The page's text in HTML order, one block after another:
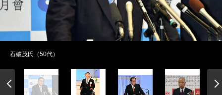
石破茂氏（50代）